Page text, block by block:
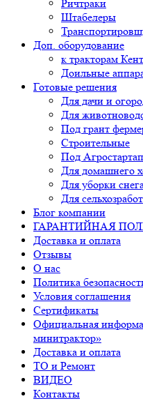
Ричтраки
Штабелеры
Доп. оборудование
к тракторам
Доильные
Готовые решения
Для дачи и
Для
Под грант
Строительные
Под Агростартап
Для домашнего
Для уборки
Для сельхозработ
Блог компании
ГАРАНТИЙНАЯ
Доставка и оплата
Отзывы
О нас
Политика
Условия соглашения
Сертификаты
Официальная
минитрактор»
Доставка и оплата
ТО и Ремонт
ВИДЕО
Контакты